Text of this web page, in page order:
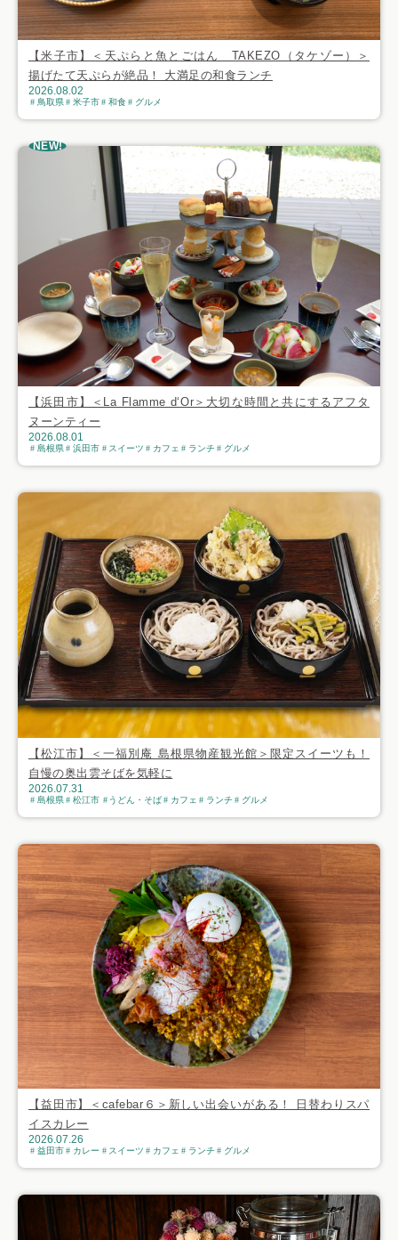
【米子市】＜天ぷらと魚とごはん TAKEZO（タケゾー）＞
揚げたて天ぷらが絶品！ 大満足の和食ランチ
2026.08.02
鳥取県 米子市 和食 グルメ
NEW!
【浜田市】＜La Flamme d‘Or＞大切な時間と共にするアフタ
ヌーンティー
2026.08.01
島根県 浜田市 スイーツ カフェ ランチ グルメ
【松江市】＜一福別庵 島根県物産観光館＞限定スイーツも！
自慢の奥出雲そばを気軽に
2026.07.31
島根県 松江市 うどん・そば カフェ ランチ グルメ
【益田市】＜cafebar６＞新しい出会いがある！ 日替わりスパ
イスカレー
2026.07.26
益田市 カレー スイーツ カフェ ランチ グルメ